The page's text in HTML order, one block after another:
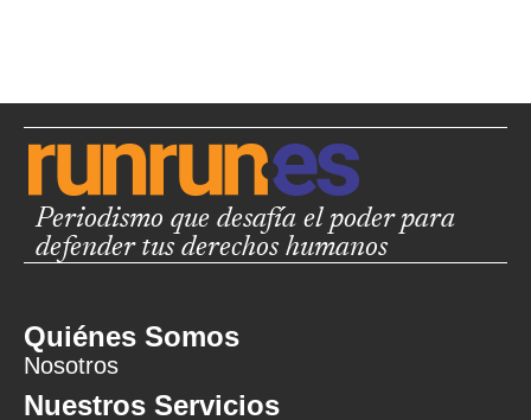
Periodismo que desafía el poder para
defender tus derechos humanos
Quiénes Somos
Nosotros
Nuestros Servicios